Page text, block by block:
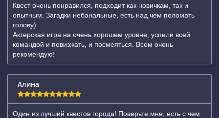
Квест очень понравился, подходит как новичкам, так и
опытным. Загадки небанальные, есть над чем поломать
голову)
Актерская игра на очень хорошем уровне, успели всей
командой и повизжать, и посмеяться. Всем очень
рекомендую!
Алина
Один из лучший квестов города! Поверьте мне, есть с чем